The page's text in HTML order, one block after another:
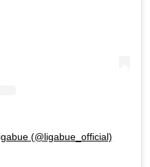
(@ligabue_official)